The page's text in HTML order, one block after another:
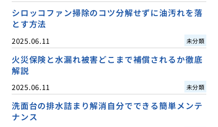
シロッコファン掃除のコツ分解せずに油汚れを落
とす方法
2025.06.11 未分類
火災保険と水漏れ被害どこまで補償されるか徹底
解説
2025.06.11 未分類
洗面台の排水詰まり解消自分でできる簡単メンテ
ナンス